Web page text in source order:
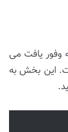
وفور یافت می
این بخش به